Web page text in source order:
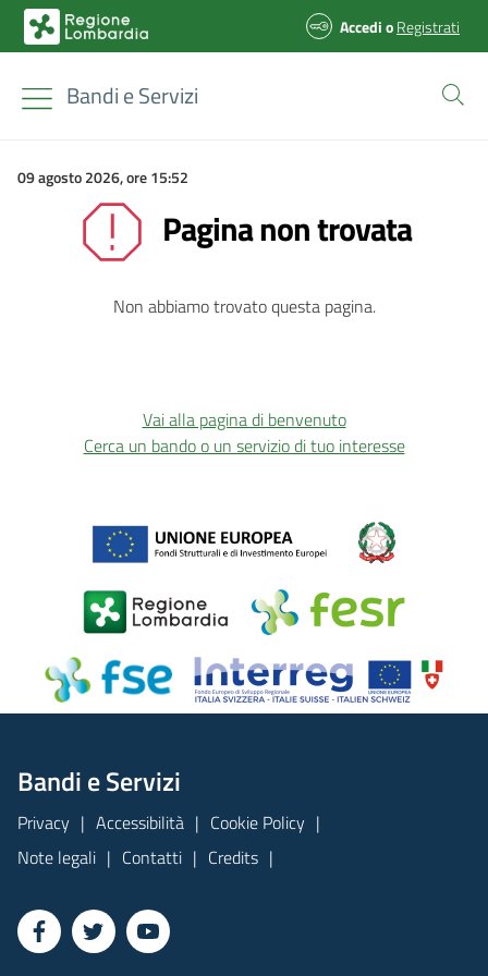
AccedioRegistrati
Bandi e Servizi
09 agosto 2026, ore 15:52
Pagina non trovata
Non abbiamo trovato questa pagina.
Vai alla pagina di benvenuto
Cerca un bando o un servizio di tuo interesse
Bandi e Servizi
Privacy Accessibilità
Cookie Policy
Note legali
Contatti Credits